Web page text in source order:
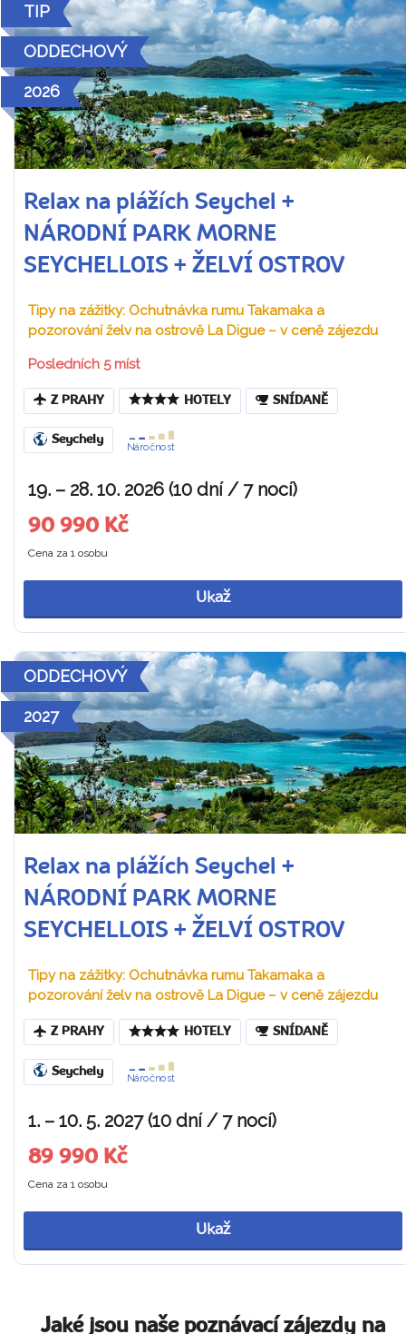
TIP
ODDECHOVÝ
2026
Relax na plážích Seychel +
NÁRODNÍ PARK MORNE
SEYCHELLOIS + ŽELVÍ OSTROV
Tipy na zážitky: Ochutnávka rumu Takamaka a
pozorování želv na ostrově La Digue – v ceně zájezdu
Posledních 5 míst
Z PRAHY HOTELY SNÍDANĚ
Seychely
Náročnost
19. – 28. 10. 2026 (10 dní / 7 nocí)
90 990 Kč
Cena za 1 osobu
Ukaž
ODDECHOVÝ
2027
Relax na plážích Seychel +
NÁRODNÍ PARK MORNE
SEYCHELLOIS + ŽELVÍ OSTROV
Tipy na zážitky: Ochutnávka rumu Takamaka a
pozorování želv na ostrově La Digue – v ceně zájezdu
Z PRAHY HOTELY SNÍDANĚ
Seychely
Náročnost
1. – 10. 5. 2027 (10 dní / 7 nocí)
89 990 Kč
Cena za 1 osobu
Ukaž
Jaké jsou naše poznávací zájezdy na